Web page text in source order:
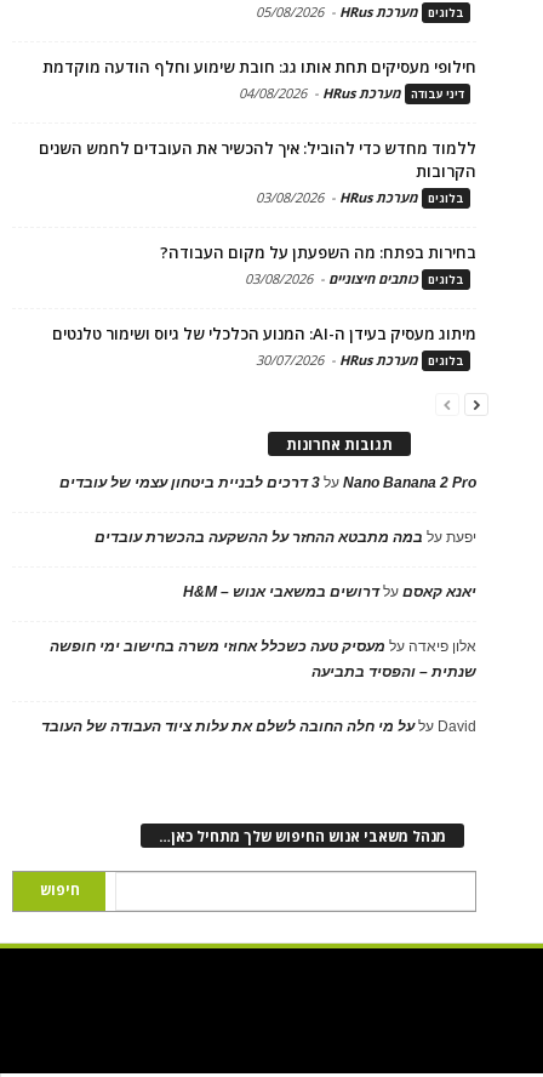
בלוגים מערכת HRus -
05/08/2026
חילופי מעסיקים תחת אותו גג: חובת שימוע וחלף הודעה מוקדמת
דיני עבודה מערכת HRus -
04/08/2026
ללמוד מחדש כדי להוביל: איך להכשיר את העובדים לחמש השנים
הקרובות
בלוגים מערכת HRus -
03/08/2026
בחירות בפתח: מה השפעתן על מקום העבודה?
בלוגים כותבים חיצוניים -
03/08/2026
מיתוג מעסיק בעידן ה-AI: המנוע הכלכלי של גיוס ושימור טלנטים
בלוגים מערכת HRus -
30/07/2026
תגובות אחרונות
Nano Banana 2 Proעל 3 דרכים לבניית ביטחון עצמי של עובדים
יפעתעל במה מתבטא ההחזר על ההשקעה בהכשרת עובדים
יאנא קאסםעלדרושים במשאבי אנוש – H&M
אלון פיאדה על מעסיק טעה כשכלל אחוזי משרה בחישוב ימי חופשה
שנתית – והפסיד בתביעה
David עלעל מי חלה החובה לשלם את עלות ציוד העבודה של העובד
מנהל משאבי אנוש החיפוש שלך מתחיל כאן…